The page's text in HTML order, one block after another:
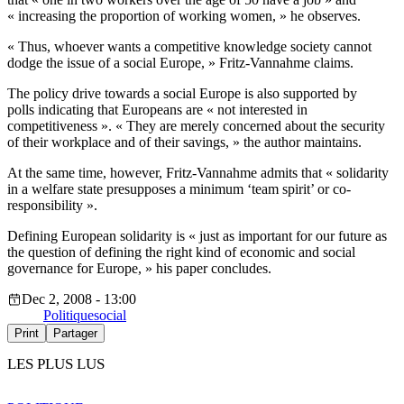
« increasing the proportion of working women, » he observes.
« Thus, whoever wants a competitive knowledge society cannot
dodge the issue of a social Europe, » Fritz-Vannahme claims.
The policy drive towards a social Europe is also supported by
polls indicating that Europeans are « not interested in
competitiveness ». « They are merely concerned about the security
of their workplace and of their savings, » the author maintains.
At the same time, however, Fritz-Vannahme admits that « solidarity
in a welfare state presupposes a minimum ‘team spirit’ or co-
responsibility ».
Defining European solidarity is « just as important for our future as
the question of defining the right kind of economic and social
governance for Europe, » his paper concludes.
Dec 2, 2008 - 13:00
Politiquesocial
Print Partager
LES PLUS LUS